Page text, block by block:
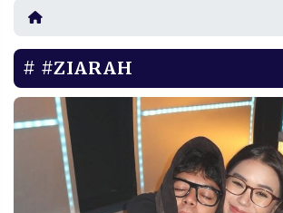
RUBRIKASI
EDITORIAL AKSARA
FINANSIA PERSONA
DAERAH NASIONAL
MANCA SPORT
#ZIARAH